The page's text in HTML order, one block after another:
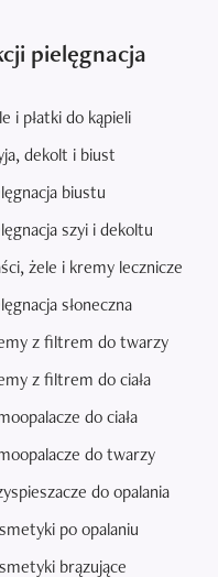
pielęgnacja
i płatki do kąpieli
dekolt i biust
biustu
szyi i dekoltu
żele i kremy lecznicze
słoneczna
z filtrem do twarzy
z filtrem do ciała
do ciała
do twarzy
do opalania
po opalaniu
brązujące